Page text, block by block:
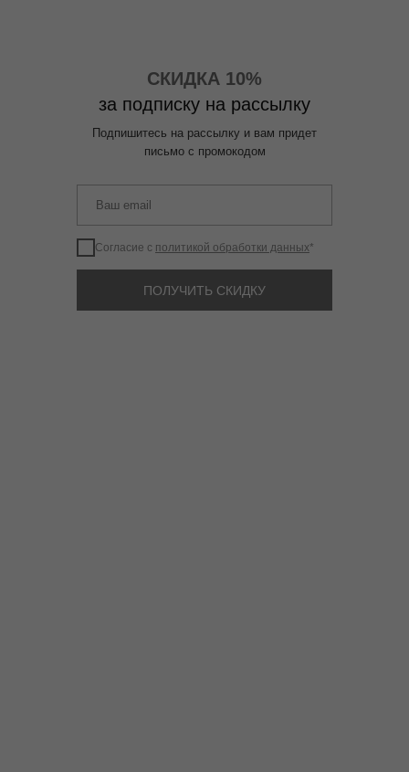
СКИДКА 10%
за подписку на рассылку
Подпишитесь на рассылку и вам придет
письмо с промокодом
Согласие с политикой обработки данных*
ПОЛУЧИТЬ СКИДКУ